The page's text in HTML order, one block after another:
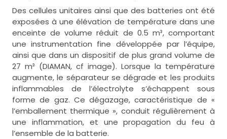
Des cellules unitaires ainsi que des batteries ont été
exposées à une élévation de température dans une
enceinte de volume réduit de 0.5 m³, comportant
une instrumentation fine développée par l’équipe,
ainsi que dans un dispositif de plus grand volume de
27 m³ (DIAMAN, cf image). Lorsque la température
augmente, le séparateur se dégrade et les produits
inflammables de l’électrolyte s’échappent sous
forme de gaz. Ce dégazage, caractéristique de «
l’emballement thermique », conduit régulièrement à
une inflammation, et une propagation du feu à
l’ensemble de la batterie.